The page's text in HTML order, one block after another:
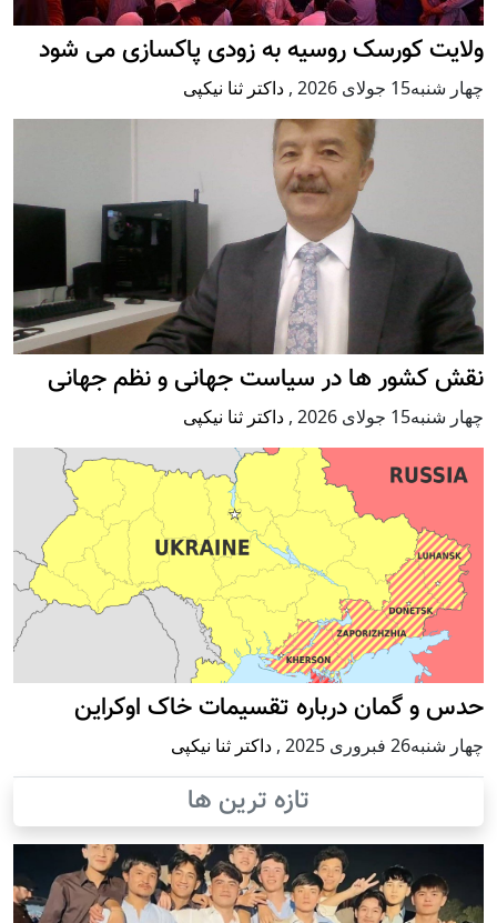
ولایت کورسک روسیه به زودی پاکسازی می شود
چهار شنبه15 جولای 2026 , داکتر ثنا نیکپی
نقش کشور ها در سیاست جهانی و نظم جهانی
چهار شنبه15 جولای 2026 , داکتر ثنا نیکپی
حدس و گمان درباره تقسیمات خاک اوکراین
چهار شنبه26 فبروری 2025 , داکتر ثنا نیکپی
تازه ترین ها